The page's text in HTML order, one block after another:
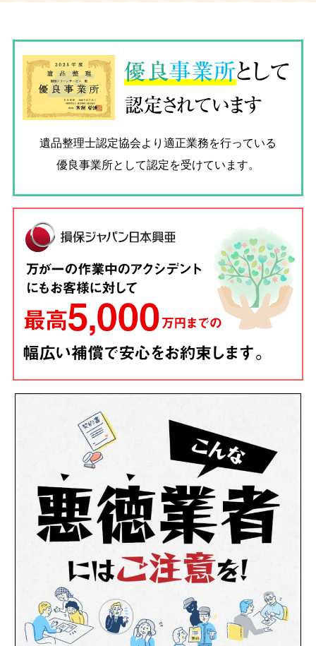
優良事業所として
認定されています
遺品整理士認定協会より適正業務を行っている
優良事業所として認定を受けています。